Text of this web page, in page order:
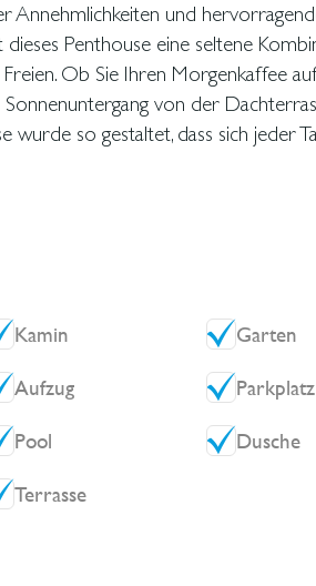
Kamin Garten
Aufzug Parkplatz
Pool Dusche
Terrasse